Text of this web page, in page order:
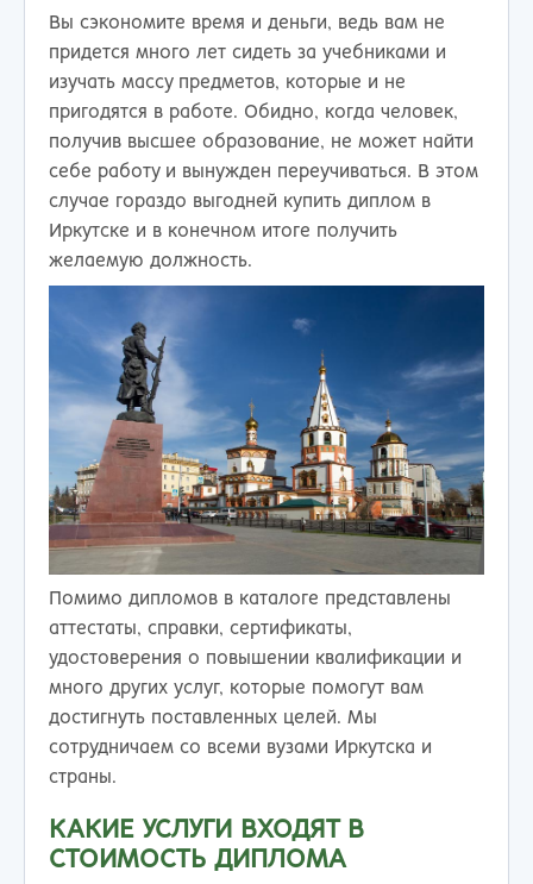
Вы сэкономите время и деньги, ведь вам не
придется много лет сидеть за учебниками и
изучать массу предметов, которые и не
пригодятся в работе. Обидно, когда человек,
получив высшее образование, не может найти
себе работу и вынужден переучиваться. В этом
случае гораздо выгодней купить диплом в
Иркутске и в конечном итоге получить
желаемую должность.
Помимо дипломов в каталоге представлены
аттестаты, справки, сертификаты,
удостоверения о повышении квалификации и
много других услуг, которые помогут вам
достигнуть поставленных целей. Мы
сотрудничаем со всеми вузами Иркутска и
страны.
КАКИЕ УСЛУГИ ВХОДЯТ В
СТОИМОСТЬ ДИПЛОМА